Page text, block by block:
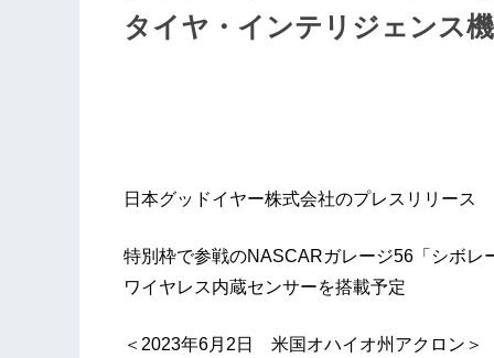
タイヤ・インテリジェンス
日本グッドイヤー株式会社のプレスリリース
特別枠で参戦のNASCARガレージ56「シボレ
ワイヤレス内蔵センサーを搭載予定
＜2023年6月2日 米国オハイオ州アクロン＞